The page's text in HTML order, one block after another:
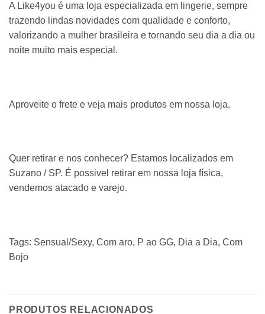
A Like4you é uma loja especializada em lingerie, sempre
trazendo lindas novidades com qualidade e conforto,
valorizando a mulher brasileira e tornando seu dia a dia ou
noite muito mais especial.
Aproveite o frete e veja mais produtos em nossa loja.
Quer retirar e nos conhecer? Estamos localizados em
Suzano / SP. É possivel retirar em nossa loja física,
vendemos atacado e varejo.
Tags: Sensual/Sexy, Com aro, P ao GG, Dia a Dia, Com
Bojo
PRODUTOS RELACIONADOS